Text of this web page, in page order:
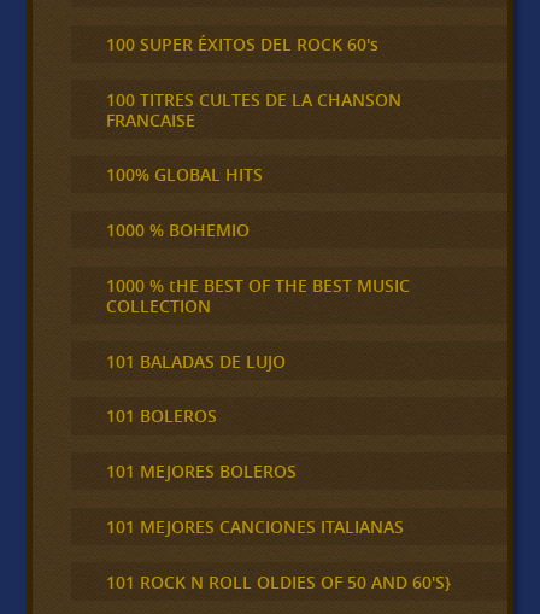
100 SUPER ÉXITOS DEL ROCK 60's
100 TITRES CULTES DE LA CHANSON
FRANCAISE
100% GLOBAL HITS
1000 % BOHEMIO
1000 % tHE BEST OF THE BEST MUSIC
COLLECTION
101 BALADAS DE LUJO
101 BOLEROS
101 MEJORES BOLEROS
101 MEJORES CANCIONES ITALIANAS
101 ROCK N ROLL OLDIES OF 50 AND 60'S}